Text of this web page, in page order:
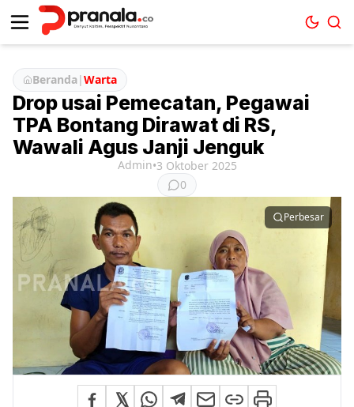
Beranda|Warta
Drop usai Pemecatan, Pegawai
TPA Bontang Dirawat di RS,
Wawali Agus Janji Jenguk
Admin•3 Oktober 2025
0
Perbesar